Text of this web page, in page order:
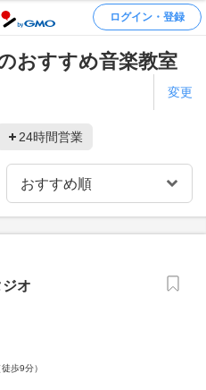
ログイン・登録
おすすめ音楽教室
変更
24時間営業
オ
歩9分）